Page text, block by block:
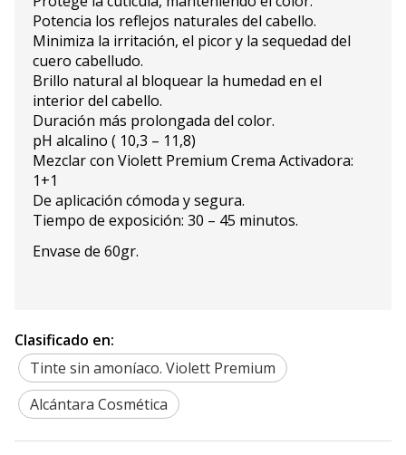
Potencia los reflejos naturales del cabello.
Minimiza la irritación, el picor y la sequedad del
cuero cabelludo.
Brillo natural al bloquear la humedad en el
interior del cabello.
Duración más prolongada del color.
pH alcalino ( 10,3 – 11,8)
Mezclar con Violett Premium Crema Activadora:
1+1
De aplicación cómoda y segura.
Tiempo de exposición: 30 – 45 minutos.
Envase de 60gr.
Clasificado en:
Tinte sin amoníaco. Violett Premium
Alcántara Cosmética